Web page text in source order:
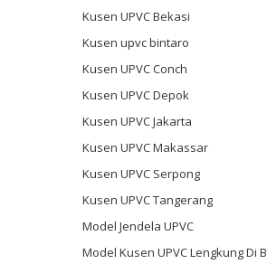
Kusen UPVC Bekasi
Kusen upvc bintaro
Kusen UPVC Conch
Kusen UPVC Depok
Kusen UPVC Jakarta
Kusen UPVC Makassar
Kusen UPVC Serpong
Kusen UPVC Tangerang
Model Jendela UPVC
Model Kusen UPVC Lengkung Di